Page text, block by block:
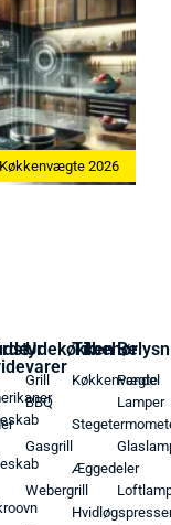
2026
Udekøkken
Grill
BBQ
Gasgrill
Webergrill
Tilbehør
Køkkenvægte
Æggedeler
Pendel
Lamper